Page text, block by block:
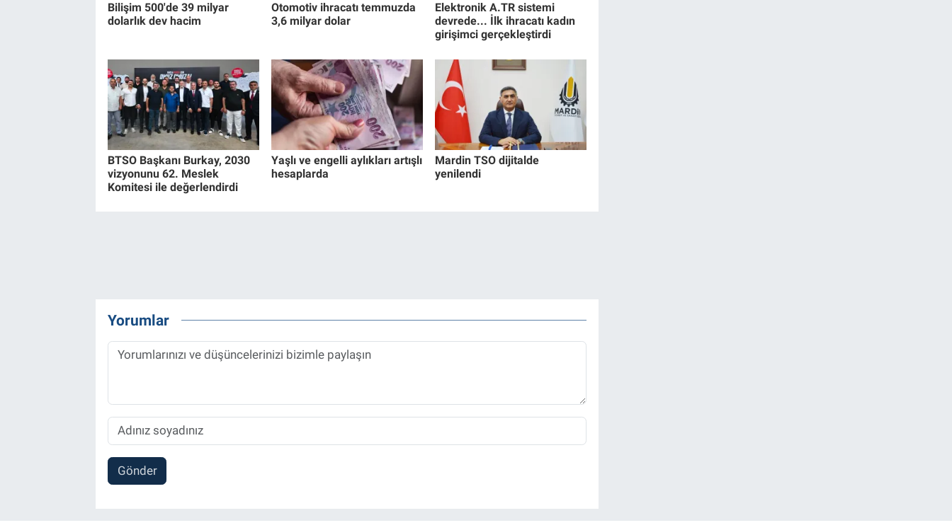
Bilişim 500'de 39 milyar
dolarlık dev hacim
Otomotiv ihracatı temmuzda
3,6 milyar dolar
Elektronik A.TR sistemi
devrede... İlk ihracatı kadın
girişimci gerçekleştirdi
BTSO Başkanı Burkay, 2030
vizyonunu 62. Meslek
Komitesi ile değerlendirdi
Yaşlı ve engelli aylıkları artışlı
hesaplarda
Mardin TSO dijitalde
yenilendi
Yorumlar
Gönder